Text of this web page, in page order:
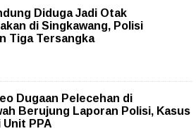
Diduga Jadi Otak
di Singkawang, Polisi
Tiga Tersangka
Dugaan Pelecehan di
Berujung Laporan Polisi, Kasus
Unit PPA